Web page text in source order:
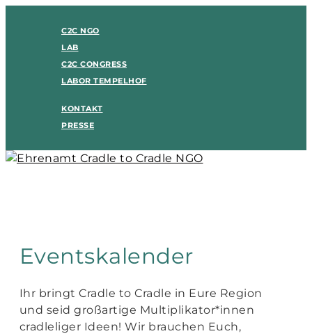
C2C NGO
LAB
C2C CONGRESS
LABOR TEMPELHOF
KONTAKT
PRESSE
Eventskalender
Ihr bringt Cradle to Cradle in Eure Region
und seid großartige Multiplikator*innen
cradleliger Ideen! Wir brauchen Euch,